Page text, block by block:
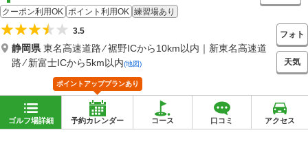
クーポン利用OK ポイント利用OK 練習場あり
3.5
静岡県東名高速道路 ⁄ 裾野ICから10km以内｜新東名高速道
路 ⁄ 新富士ICから5km以内(地図)
フォト
天気
ゴルフ場詳細 予約カレンダー
ポイントアッププランあり
コース 口コミ アクセス